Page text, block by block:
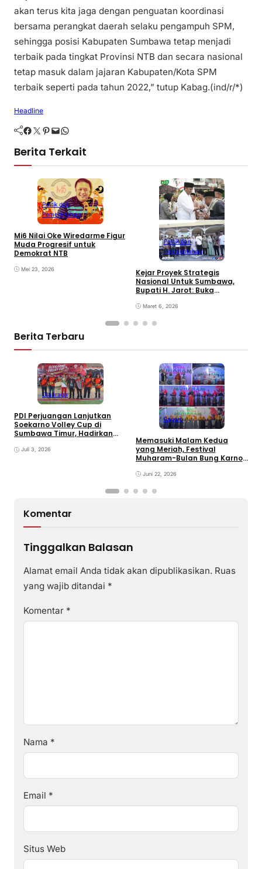
akan terus kita jaga dengan penguatan koordinasi
bersama perangkat daerah selaku pengampuh SPM,
sehingga posisi Kabupaten Sumbawa tetap menjadi
terbaik pada tingkat Provinsi NTB dan secara nasional
tetap masuk dalam jajaran Kabupaten/Kota SPM
terbaik seperti pada tahun 2022,” tutup Kabag.(ind/r/*)
Headline
Facebook Twitter Pinterest Mail WhatsApp
Berita Terkait
Politik dan
Pemerintahan
Mi6 Nilai Oke Wiredarme Figur
Muda Progresif untuk
Demokrat NTB
Mei 23, 2026
Politik dan
Pemerintahan
Kejar Proyek Strategis
Nasional Untuk Sumbawa,
Bupati H. Jarot: Buka
Tingkatkan Perekonomian
Maret 6, 2026
Berita Terbaru
Olahraga
PDI Perjuangan Lanjutkan
Soekarno Volley Cup di
Sumbawa Timur, Hadirkan
Rakyat
Juli 3, 2026
Ragam
Memasuki Malam Kedua
yang Meriah, Festival
Muharam-Bulan Bung Karno
Pemajuan Kebudayaan
Juni 22, 2026
Komentar
Tinggalkan Balasan
Alamat email Anda tidak akan dipublikasikan. Ruas
yang wajib ditandai *
Komentar *
Nama *
Email *
Situs Web